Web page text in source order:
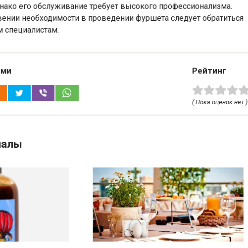
его обслуживание требует высокого профессионализма.
необходимости в проведении фуршета следует обратиться
Рейтинг
( Пока оценок нет )